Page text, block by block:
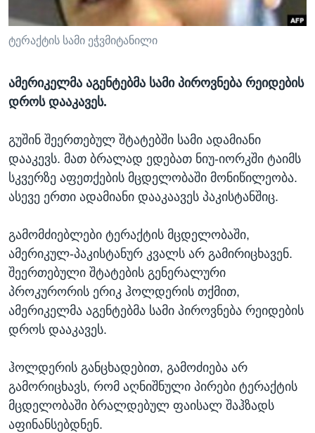
ᲡᲢᲣᲓᲘᲐ ᲕᲐᲨᲘᲜᲒᲢᲝᲜᲘ
ᲔᲙᲝᲜᲝᲛᲘᲙᲐ
ᲯᲐᲜᲛᲠᲗᲔᲚᲝᲑᲐ
ᲘᲜᲢᲔᲠᲕᲘᲣ
ᲒᲐᲚᲘᲚᲔᲝ
ᲓᲔᲖᲘᲜᲤᲝᲠᲛᲐᲪᲘᲐ
Learning English
ტერაქტის სამი ეჭვმიტანილი
ამერიკელმა აგენტებმა სამი პიროვნება რეიდების
დროს დააკავეს.
გუშინ შეერთებულ შტატებში სამი ადამიანი
დააკევს. მათ ბრალად ედებათ ნიუ-იორკში ტაიმს
სკვერზე აფეთქების მცდელობაში მონიწილეობა.
ასევე ერთი ადამიანი დააკაავეს პაკისტანშიც.
გამომძიებლები ტერაქტის მცდელობაში,
ამერიკულ-პაკისტანურ კვალს არ გამირიცხავენ.
შეერთებული შტატების გენერალური
პროკურორის ერიკ ჰოლდერის თქმით,
ამერიკელმა აგენტებმა სამი პიროვნება რეიდების
დროს დააკავეს.
ჰოლდერის განცხადებით, გამოძიება არ
გამორიცხავს, რომ აღნიშნული პირები ტერაქტის
მცდელობაში ბრალდებულ ფაისალ შაჰზადს
აფინანსებდნენ.